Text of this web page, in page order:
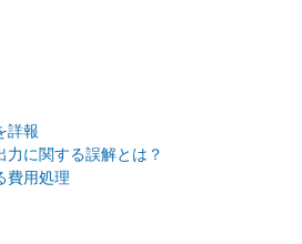
詳報
に関する誤解とは？
費用処理